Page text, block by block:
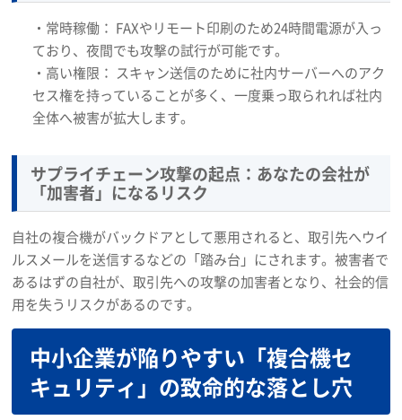
・常時稼働： FAXやリモート印刷のため24時間電源が入っ
ており、夜間でも攻撃の試行が可能です。
・高い権限： スキャン送信のために社内サーバーへのアク
セス権を持っていることが多く、一度乗っ取られれば社内
全体へ被害が拡大します。
サプライチェーン攻撃の起点：あなたの会社が
「加害者」になるリスク
自社の複合機がバックドアとして悪用されると、取引先へウイ
ルスメールを送信するなどの「踏み台」にされます。被害者で
あるはずの自社が、取引先への攻撃の加害者となり、社会的信
用を失うリスクがあるのです。
中小企業が陥りやすい「複合機セ
キュリティ」の致命的な落とし穴